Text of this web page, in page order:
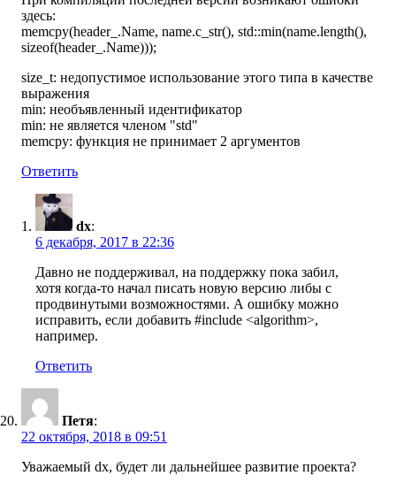
здесь:
memcpy(header_.Name, name.c_str(), std::min(name.length(),
sizeof(header_.Name)));
size_t: недопустимое использование этого типа в качестве
выражения
min: необъявленный идентификатор
min: не является членом "std"
memcpy: функция не принимает 2 аргументов
Ответить
dx:
6 декабря, 2017 в 22:36
Давно не поддерживал, на поддержку пока забил,
хотя когда-то начал писать новую версию либы с
продвинутыми возможностями. А ошибку можно
исправить, если добавить #include <algorithm>,
например.
Ответить
Петя:
22 октября, 2018 в 09:51
Уважаемый dx, будет ли дальнейшее развитие проекта?